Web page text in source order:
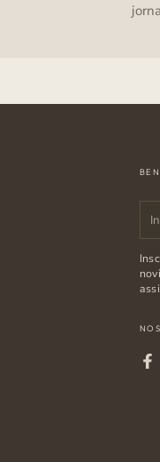
o
e-